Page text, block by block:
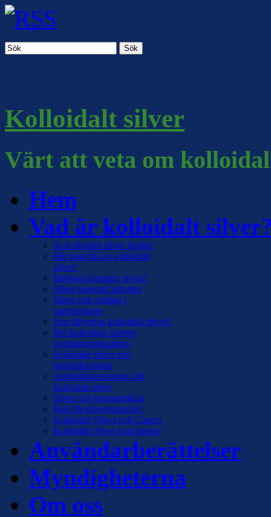
Sök
Kolloidalt silver
Värt att veta om
Hem
Vad är kolloidalt
Är kolloidalt silver farligt?
Blir man blå av kolloidalt
silver?
Behöver kroppen silver?
Silver igenom historien
Silver och utsläpp i
vattendragen
Hur tillverkas kolloidalt silver?
Det kolloidala silvrets
verkningsmekanism
Kolloidalt silver och
tarmbakterierna
Antibiotikaresistens och
kolloidalt silver
Silver och nanopartiklar
Risk för silverresistens?
Kolloidalt Silver och Cancer
Kolloidalt silver som huskur
Användarberättelser
Myndigheterna
Om oss